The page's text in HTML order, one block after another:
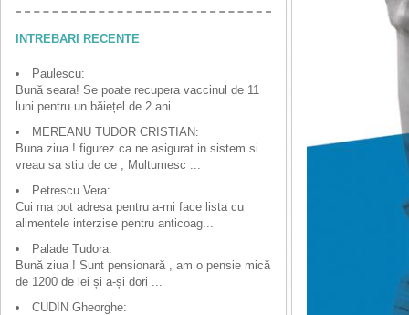
INTREBARI RECENTE
Paulescu:
Bună seara! Se poate recupera vaccinul de 11
luni pentru un băiețel de 2 ani ...
MEREANU TUDOR CRISTIAN:
Buna ziua ! figurez ca ne asigurat in sistem si
vreau sa stiu de ce , Multumesc ...
Petrescu Vera:
Cui ma pot adresa pentru a-mi face lista cu
alimentele interzise pentru anticoag...
Palade Tudora:
Bună ziua ! Sunt pensionară , am o pensie mică
de 1200 de lei și a-și dori ...
CUDIN Gheorghe: